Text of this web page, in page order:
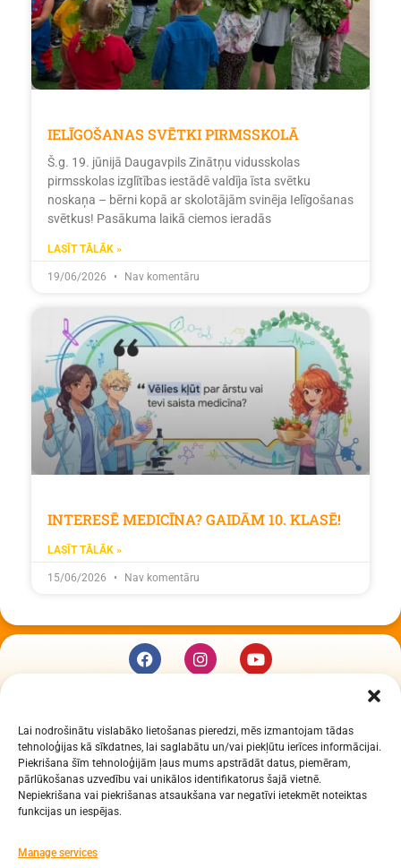
Lai nodrošinātu vislabāko lietošanas pieredzi, mēs izmantojam tādas
tehnoloģijas kā sīkdatnes, lai saglabātu un/vai piekļūtu ierīces informācijai.
Piekrišana šīm tehnoloģijām ļaus mums apstrādāt datus, piemēram,
pārlūkošanas uzvedību vai unikālos identifikatorus šajā vietnē.
Nepiekrišana vai piekrišanas atsaukšana var negatīvi ietekmēt noteiktas
funkcijas un iespējas.
Manage services
IELĪGOŠANAS SVĒTKI PIRMSSKOLĀ
Š.g. 19. jūnijā Daugavpils Zinātņu vidusskolas
pirmsskolas izglītības iestādē valdīja īsta svētku
noskaņa – bērni kopā ar skolotājām svinēja Ielīgošanas
svētkus! Pasākuma laikā ciemos ieradās
LASĪT TĀLĀK »
19/06/2026 Nav komentāru
INTERESĒ MEDICĪNA? GAIDĀM 10. KLASĒ!
LASĪT TĀLĀK »
15/06/2026 Nav komentāru
Daugavpils Zinātņu vidusskola
Raiņa iela 30, Daugavpils, LV-5401
Reģ. Nr. 2713903513 (IZM)
Daugavpils valstspilsētas pašvaldība 90000077325